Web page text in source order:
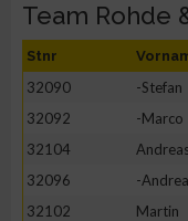
Team Rohde
Stnr
32090 -Stefan
32092
-Marco
32104
32096
-
32102
Martin